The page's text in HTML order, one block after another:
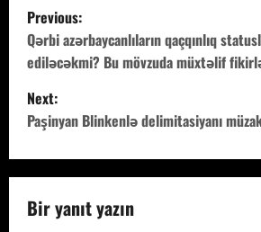
P
o
s
t
n
a
Previous:
Qərbi azərbaycanlıların qaçqınlıq
ediləcəkmi? Bu mövzuda müxtəlif
Next:
Paşinyan Blinkenlə delimitasiyanı
Bir yanıt yazın